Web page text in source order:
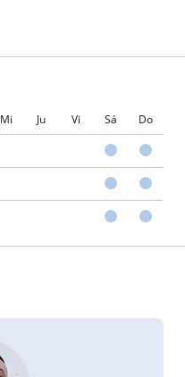
Mi Ju Vi Sá Do